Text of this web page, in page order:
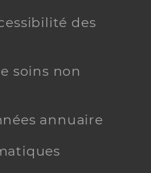
des
soins non
annuaire